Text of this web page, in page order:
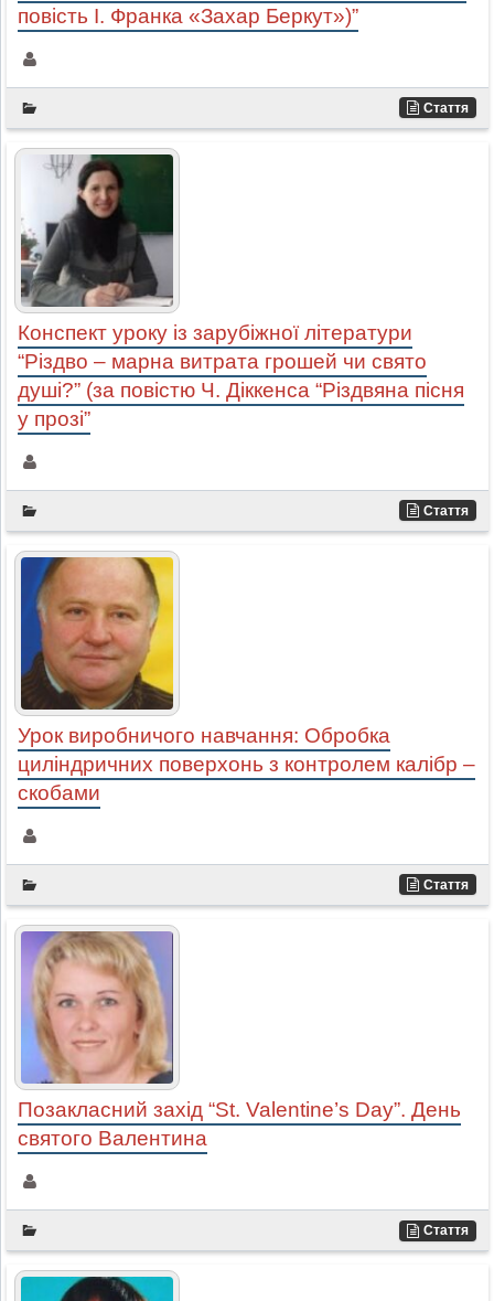
повість І. Франка «Захар Беркут»)”
Стаття
Конспект уроку із зарубіжної літератури
“Різдво – марна витрата грошей чи свято
душі?” (за повістю Ч. Діккенса “Різдвяна пісня
у прозі”
Стаття
Урок виробничого навчання: Обробка
циліндричних поверхонь з контролем калібр –
скобами
Стаття
Позакласний захід “St. Valentine’s Day”. День
святого Валентина
Стаття